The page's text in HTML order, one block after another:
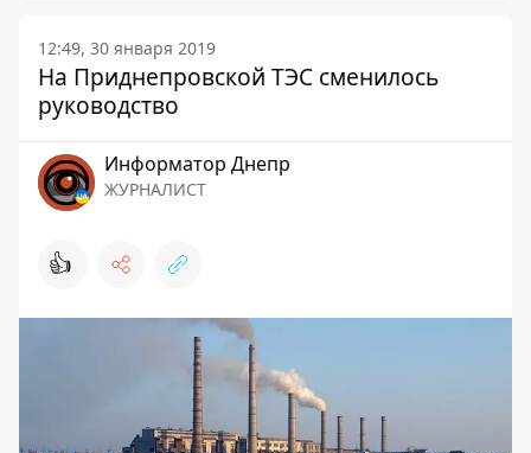
12:49, 30 января 2019
На Приднепровской ТЭС сменилось
руководство
Информатор Днепр
ЖУРНАЛИСТ
👍